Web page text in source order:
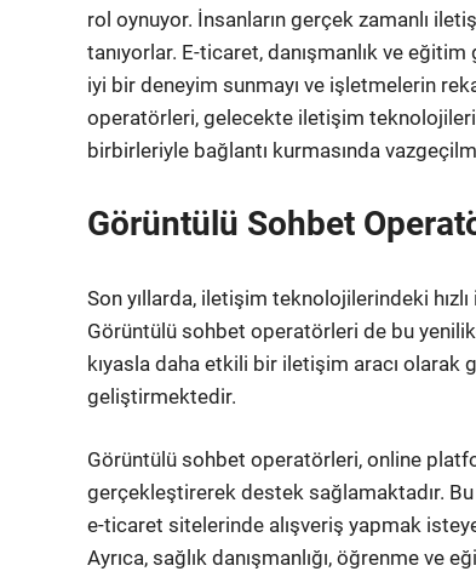
rol oynuyor. İnsanların gerçek zamanlı
tanıyorlar. E-ticaret, danışmanlık ve
iyi bir deneyim sunmayı ve işletmelerin
operatörleri, gelecekte iletişim
birbirleriyle bağlantı kurmasında
Görüntülü Sohbet
Son yıllarda, iletişim teknolojilerindeki
Görüntülü sohbet operatörleri de bu
kıyasla daha etkili bir iletişim aracı
geliştirmektedir.
Görüntülü sohbet operatörleri, online
gerçekleştirerek destek sağlamaktadır.
e-ticaret sitelerinde alışveriş yapmak
Ayrıca, sağlık danışmanlığı, öğrenme ve